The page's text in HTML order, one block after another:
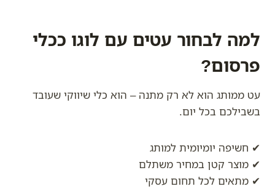
למה לבחור עטים עם לוגו ככלי
פרסום?
עט ממותג הוא לא רק מתנה – הוא כלי שיווקי שעובד
בשבילכם בכל יום.
✔ חשיפה יומיומית למותג
✔ מוצר קטן במחיר משתלם
✔ מתאים לכל תחום עסקי